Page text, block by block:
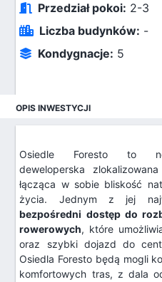
Przedział pokoi: 2-3
Liczba budynków: -
Kondygnacje: 5
OPIS INWESTYCJI
Osiedle Foresto to
deweloperska
łącząca w sobie bliskość
życia. Jednym z jej
bezpośredni dostęp do
rowerowych, które
oraz szybki dojazd do
Osiedla Foresto będą mogli
komfortowych tras, z dala